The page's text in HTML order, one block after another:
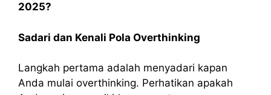
2025?
Sadari dan Kenali Pola Overthinking
Langkah pertama adalah menyadari kapan
Anda mulai overthinking. Perhatikan apakah